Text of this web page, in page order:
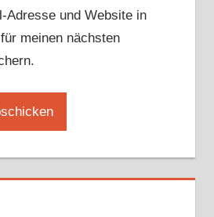
Adresse und Website in
meinen nächsten